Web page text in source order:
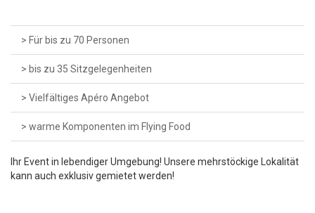
> Für bis zu 70 Personen
> bis zu 35 Sitzgelegenheiten
> Vielfältiges Apéro Angebot
> warme Komponenten im Flying Food
Ihr Event in lebendiger Umgebung! Unsere mehrstöckige Lokalität
kann auch exklusiv gemietet werden!